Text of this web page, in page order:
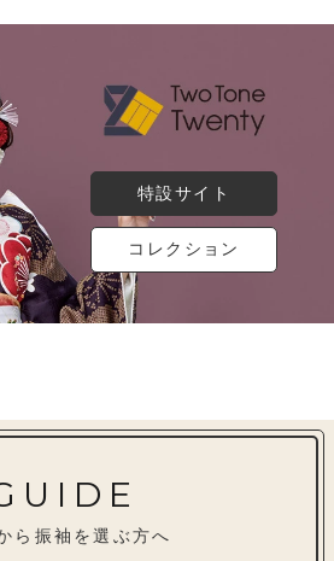
特設サイト
コレクション
ら振袖を選ぶ方へ